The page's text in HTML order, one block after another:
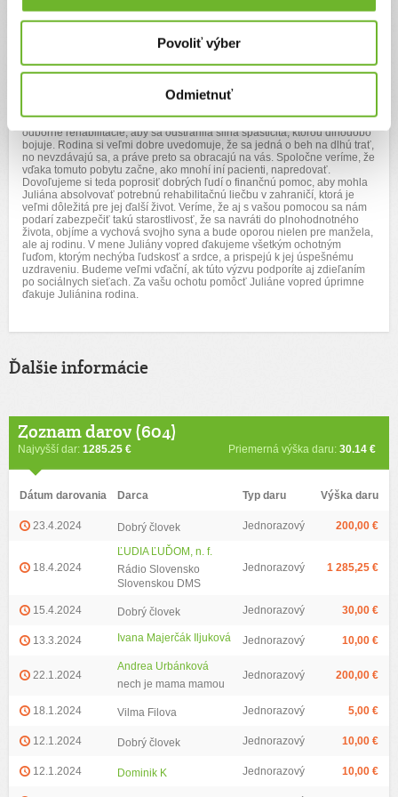
Povoliť výber
Odmietnuť
Krakowe. V tomto centre sa zameriavajú na pacientov v bdelej kóme,
prinavracajú im schopnosť obnoviť poškodené funkcie tela a
centre mesačne sa pohybuje viac ako 6500€, jedná sa však o
zariadeniam. Absolvovala už aj rehabilitácie na Slovensku v
zdravotný stav a to tým, že sa posunula do stavu slabého vedomia, keď
a komunikovať s rodinou. Jej zdravotný stav si ale vyžaduje dlhodobé
odborné rehabilitácie, aby sa odstránila silná spasticita, ktorou dlhodobo
bojuje. Rodina si veľmi dobre uvedomuje, že sa jedná o beh na dlhú trať,
no nevzdávajú sa, a práve preto sa obracajú na vás. Spoločne veríme, že
vďaka tomuto pobytu začne, ako mnohí iní pacienti, napredovať.
Dovoľujeme si teda poprosiť dobrých ľudí o finančnú pomoc, aby mohla
Juliána absolvovať potrebnú rehabilitačnú liečbu v zahraničí, ktorá je
veľmi dôležitá pre jej ďalší život. Veríme, že aj s vašou pomocou sa nám
podarí zabezpečiť takú starostlivosť, že sa navráti do plnohodnotného
života, objíme a vychová svojho syna a bude oporou nielen pre manžela,
ale aj rodinu. V mene Juliány vopred ďakujeme všetkým ochotným
ľuďom, ktorým nechýba ľudskosť a srdce, a prispejú k jej úspešnému
uzdraveniu. Budeme veľmi vďační, ak túto výzvu podporíte aj zdieľaním
po sociálnych sieťach. Za vašu ochotu pomôcť Juliáne vopred úprimne
ďakuje Juliánina rodina.
Ďalšie informácie
Zoznam darov (604)
Najvyšší dar: 1285.25 € Priemerná výška daru: 30.14 €
Dátum darovania Darca Typ daru Výška daru
23.4.2024 Dobrý človek Jednorazový 200,00 €
18.4.2024
ĽUDIA ĽUĎOM, n. f.
Rádio Slovensko
Slovenskou DMS
Jednorazový 1 285,25 €
15.4.2024 Dobrý človek Jednorazový 30,00 €
13.3.2024 Ivana Majerčák Iljuková Jednorazový 10,00 €
22.1.2024
Andrea Urbánková
nech je mama mamou
Jednorazový 200,00 €
18.1.2024 Vilma Filova Jednorazový 5,00 €
12.1.2024 Dobrý človek Jednorazový 10,00 €
12.1.2024 Dominik K Jednorazový 10,00 €